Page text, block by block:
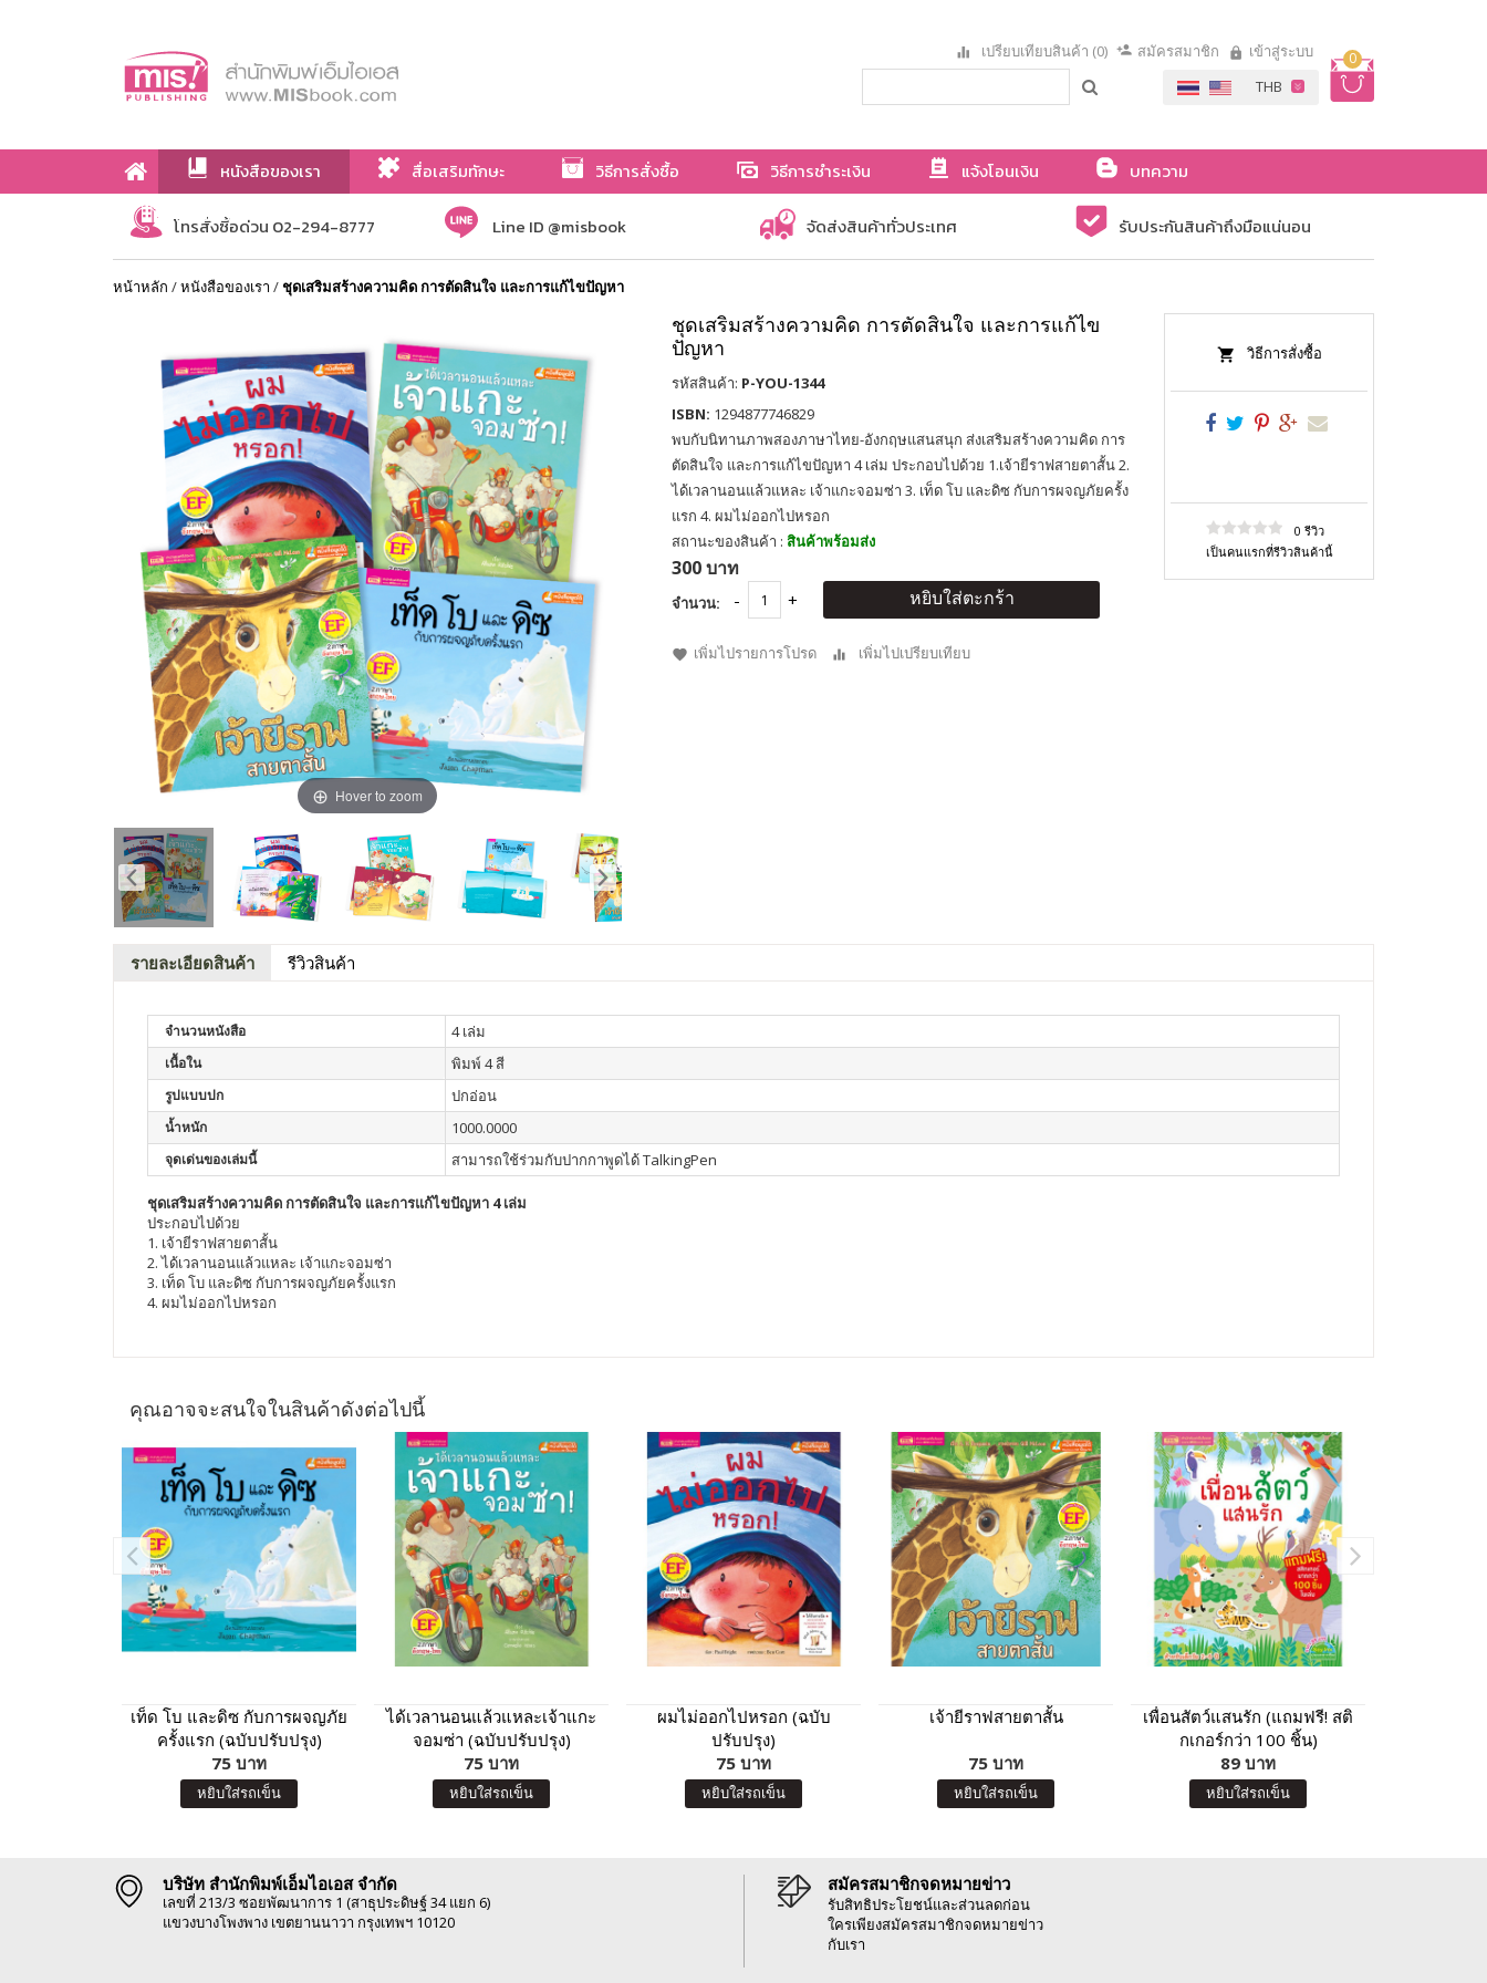
0
เปรียบเทียบสินค้า (0) สมัครสมาชิก เข้าสู่ระบบ
หนังสือของเรา สื่อเสริมทักษะ วิธีการสั่งซื้อ วิธีการชำระเงิน แจ้งโอนเงิน
บทความ
เกี่ยวกับเรา
โทรสั่งซื้อด่วน 02-294-8777 Line ID @misbook จัดส่งสินค้าทั่วประเทศ รับประกันสินค้าถึงมือแน่นอน
หน้าหลัก /หนังสือของเรา / ชุดเสริมสร้างความคิด การตัดสินใจ และการแก้ไขปัญหา
Hover to zoom
ชุดเสริมสร้างความคิด การตัดสินใจ และการแก้ไข
ปัญหา
รหัสสินค้า: P-YOU-1344
ISBN: 1294877746829
พบกับนิทานภาพสองภาษาไทย-อังกฤษแสนสนุก ส่งเสริมสร้างความคิด การ
ตัดสินใจ และการแก้ไขปัญหา 4 เล่ม ประกอบไปด้วย 1.เจ้ายีราฟสายตาสั้น 2.
ได้เวลานอนแล้วแหละ เจ้าแกะจอมซ่า 3. เท็ด โบ และดิซ กับการผจญภัยครั้ง
แรก 4. ผมไม่ออกไปหรอก
สถานะของสินค้า : สินค้าพร้อมส่ง
300 บาท
จำนวน: หยิบใส่ตะกร้า
เพิ่มไปรายการโปรด เพิ่มไปเปรียบเทียบ
วิธีการสั่งซื้อ
0 รีวิว
เป็นคนแรกที่รีวิวสินค้านี้
รายละเอียดสินค้า รีวิวสินค้า
จำนวนหนังสือ 4 เล่ม
เนื้อใน พิมพ์ 4 สี
รูปแบบปก ปกอ่อน
น้ำหนัก 1000.0000
จุดเด่นของเล่มนี้ สามารถใช้ร่วมกับปากกาพูดได้ TalkingPen
ชุดเสริมสร้างความคิด การตัดสินใจ และการแก้ไขปัญหา 4 เล่ม
ประกอบไปด้วย
1. เจ้ายีราฟสายตาสั้น
2. ได้เวลานอนแล้วแหละ เจ้าแกะจอมซ่า
3. เท็ด โบ และดิซ กับการผจญภัยครั้งแรก
4. ผมไม่ออกไปหรอก
คุณอาจจะสนใจในสินค้าดังต่อไปนี้
เท็ด โบ และดิซ กับการผจญภัย
ครั้งแรก (ฉบับปรับปรุง)
75 บาท
หยิบใส่รถเข็น
ได้เวลานอนแล้วแหละเจ้าแกะ
จอมซ่า (ฉบับปรับปรุง)
75 บาท
หยิบใส่รถเข็น
ผมไม่ออกไปหรอก (ฉบับ
ปรับปรุง)
75 บาท
หยิบใส่รถเข็น
เจ้ายีราฟสายตาสั้น
75 บาท
หยิบใส่รถเข็น
เพื่อนสัตว์แสนรัก (แถมฟรี! สติ
กเกอร์กว่า 100 ชิ้น)
89 บาท
หยิบใส่รถเข็น
บริษัท สำนักพิมพ์เอ็มไอเอส จำกัด
เลขที่ 213/3 ซอยพัฒนาการ 1 (สาธุประดิษฐ์ 34 แยก 6)
แขวงบางโพงพาง เขตยานนาวา กรุงเทพฯ 10120
สมัครสมาชิกจดหมายข่าว
รับสิทธิประโยชน์และส่วนลดก่อน
ใครเพียงสมัครสมาชิกจดหมายข่าว
กับเรา